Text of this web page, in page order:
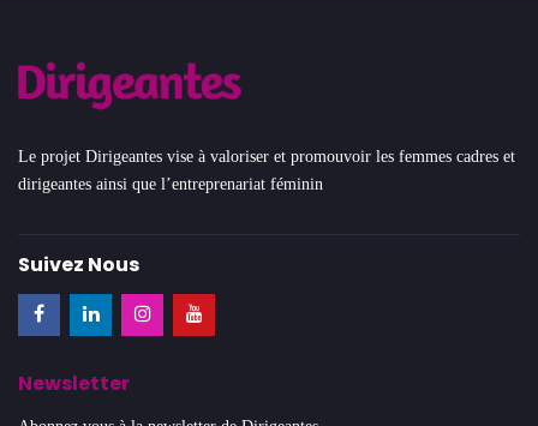
Le projet Dirigeantes vise à valoriser et promouvoir les femmes cadres et
dirigeantes ainsi que l’entreprenariat féminin
Suivez Nous
Newsletter